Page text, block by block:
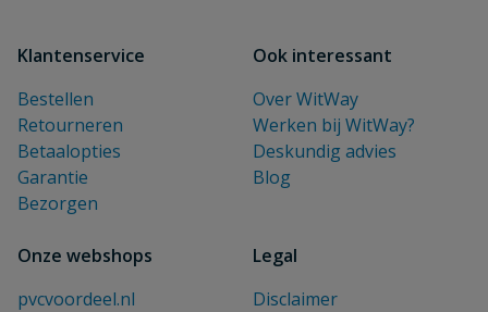
Klantenservice
Bestellen
Retourneren
Betaalopties
Garantie
Bezorgen
Ook interessant
Over WitWay
Werken bij WitWay?
Deskundig advies
Blog
Onze webshops
pvcvoordeel.nl
Legal
Disclaimer